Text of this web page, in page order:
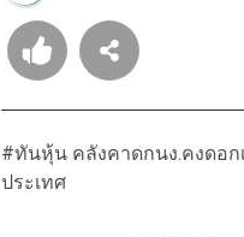
#ทันหุ้น คลังคาดกนง.คงดอก
ประเทศ